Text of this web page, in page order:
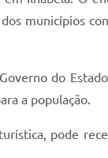
municípios
do
a população.
pode